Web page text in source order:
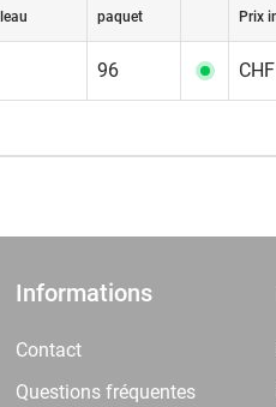
paquet Prix
96
Informations
Contact
Questions fréquentes